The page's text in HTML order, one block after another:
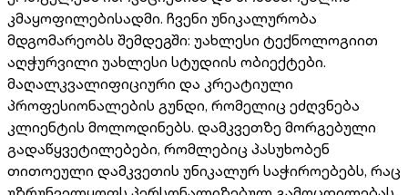
კმაყოფილებისადმი. ჩვენი უნიკალურობა
მდგომარეობს შემდეგში: უახლესი ტექნოლოგიით
აღჭურვილი უახლესი სტუდიის ობიექტები.
მაღალკვალიფიციური და კრეატიული
პროფესიონალების გუნდი, რომელიც ეძღვნება
კლიენტის მოლოდინებს. დამკვეთზე მორგებული
გადაწყვეტილებები, რომლებიც პასუხობენ
თითოეული დამკვეთის უნიკალურ საჭიროებებს, რაც